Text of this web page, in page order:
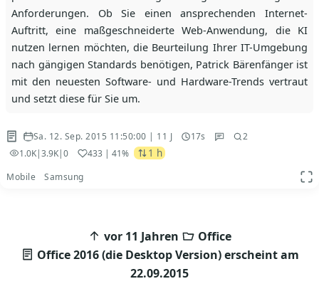
Anforderungen. Ob Sie einen ansprechenden Internet-
Auftritt, eine maßgeschneiderte Web-Anwendung, die KI
nutzen lernen möchten, die Beurteilung Ihrer IT-Umgebung
nach gängigen Standards benötigen, Patrick Bärenfänger ist
mit den neuesten Software- und Hardware-Trends vertraut
und setzt diese für Sie um.
Sa. 12. Sep. 2015 11:50:00 | 11 J 17s
2
1.0K|3.9K|0 433| 41% 1 h
Mobile Samsung
vor 11 Jahren
Office
Office 2016 (die Desktop Version) erscheint am
22.09.2015